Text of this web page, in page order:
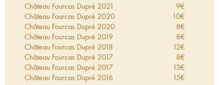
Château Fourcas Dupré 2021 9€
Château Fourcas Dupré 2020 10€
Château Fourcas Dupré 2020 8€
Château Fourcas Dupré 2019 8€
Château Fourcas Dupré 2018 12€
Château Fourcas Dupré 2017 8€
Château Fourcas Dupré 2017 13€
Château Fourcas Dupré 2016 15€